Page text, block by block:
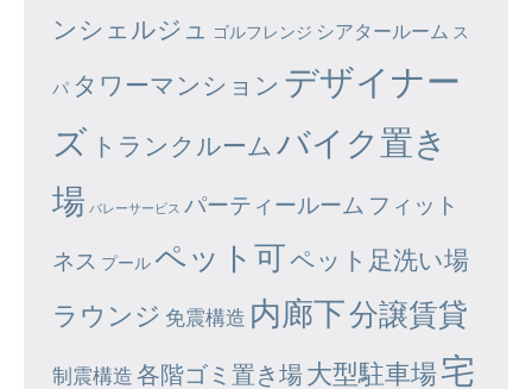
ンシェルジュ
ゴルフレンジ シアタールーム ス
パ タワーマンション デザイナー
ズ トランクルーム バイク置き
場 バレーサービス パーティールーム フィット
ネス プール ペット可ペット足洗い場
ラウンジ 免震構造 内廊下分譲賃貸
制震構造 各階ゴミ置き場大型駐車場宅